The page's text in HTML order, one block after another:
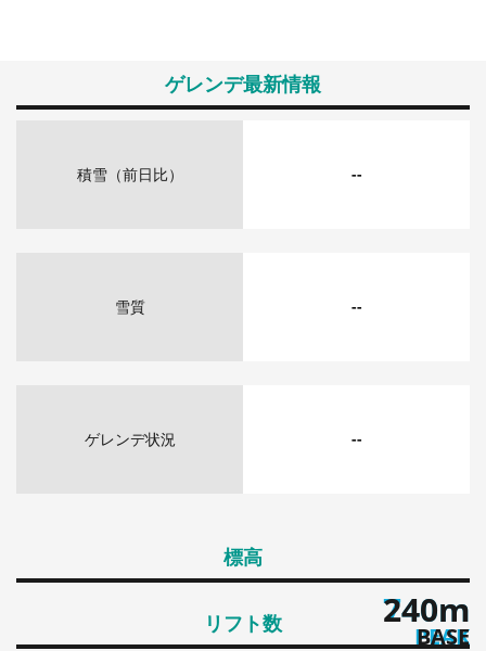
ゲレンデ最新情報
積雪（前日比） --
雪質 --
ゲレンデ状況 --
標高
740m
PEAK
240m
BASE
リフト数